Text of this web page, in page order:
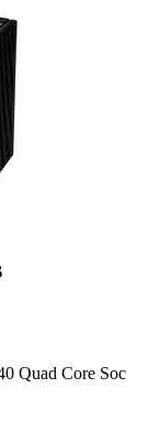
Quad Core Soc